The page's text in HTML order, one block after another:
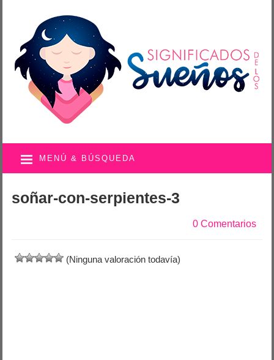
MENÚ & BÚSQUEDA
soñar-con-serpientes-3
0 Comentarios
(Ninguna valoración todavía)